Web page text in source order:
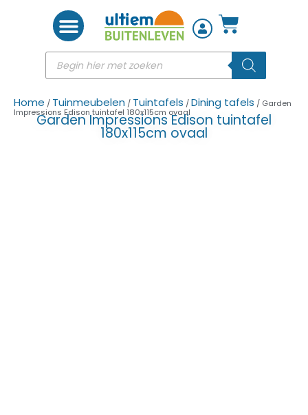
Home / Tuinmeubelen / Tuintafels /Dining tafels / Garden
Impressions Edison tuintafel 180x115cm ovaal
Garden Impressions Edison tuintafel
180x115cm ovaal